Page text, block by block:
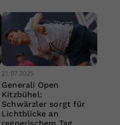
21.07.2025
Generali Open
Kitzbühel:
Schwärzler sorgt für
Lichtblicke an